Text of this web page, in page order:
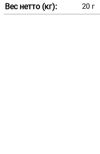
Вес нетто (кг): 20 г